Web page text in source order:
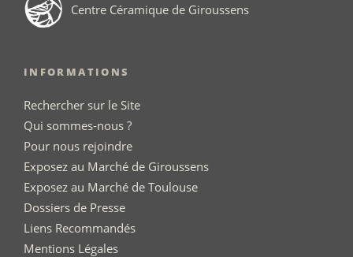
Centre Céramique de Giroussens
INFORMATIONS
Rechercher sur le Site
Qui sommes-nous ?
Pour nous rejoindre
Exposez au Marché de Giroussens
Exposez au Marché de Toulouse
Dossiers de Presse
Liens Recommandés
Mentions Légales